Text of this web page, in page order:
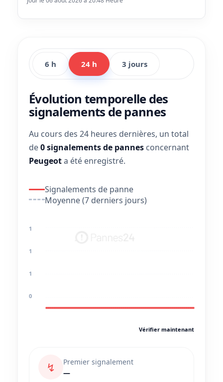
6 h 24 h 3 jours
Évolution temporelle des
signalements de pannes
Au cours des 24 heures dernières, un total
de0 signalements de pannes concernant
Peugeota été enregistré.
Signalements de panne
Moyenne (7 derniers jours)
1
1
1
0
Vérifier maintenant
↯
Premier signalement
—